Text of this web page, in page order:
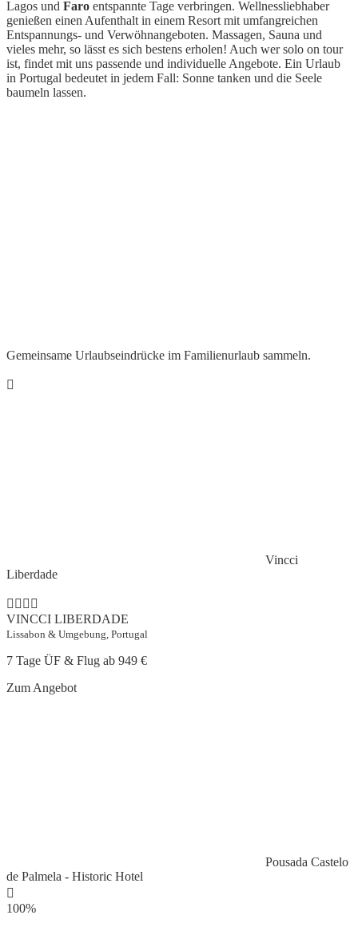
Lagos und Faro entspannte Tage verbringen. Wellnessliebhaber
genießen einen Aufenthalt in einem Resort mit umfangreichen
Entspannungs- und Verwöhnangeboten. Massagen, Sauna und
vieles mehr, so lässt es sich bestens erholen! Auch wer solo on tour
ist, findet mit uns passende und individuelle Angebote. Ein Urlaub
in Portugal bedeutet in jedem Fall: Sonne tanken und die Seele
baumeln lassen.
Gemeinsame Urlaubseindrücke im Familienurlaub sammeln.
Vincci
Liberdade
VINCCI LIBERDADE
Lissabon & Umgebung, Portugal
7 Tage ÜF & Flug ab 949 €
Zum Angebot
Pousada Castelo
de Palmela - Historic Hotel
100%